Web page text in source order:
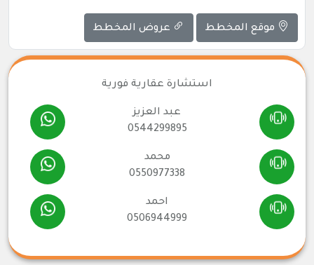
موقع المخطط عروض المخطط
استشارة عقارية فورية
عبد العزيز
0544299895
محمد
0550977338
احمد
0506944999